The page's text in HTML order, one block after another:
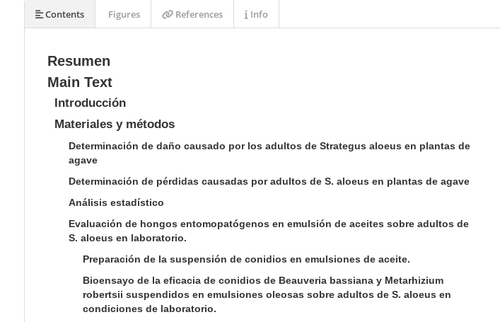
Resumen
Main Text
Introducción
Materiales y métodos
Determinación de daño causado por los adultos de Strategus aloeus en plantas de
agave
Determinación de pérdidas causadas por adultos de S. aloeus en plantas de agave
Análisis estadístico
Evaluación de hongos entomopatógenos en emulsión de aceites sobre adultos de
S. aloeus en laboratorio.
Preparación de la suspensión de conidios en emulsiones de aceite.
Bioensayo de la eficacia de conidios de Beauveria bassiana y Metarhizium
robertsii suspendidos en emulsiones oleosas sobre adultos de S. aloeus en
condiciones de laboratorio.
Contents Figures References Info